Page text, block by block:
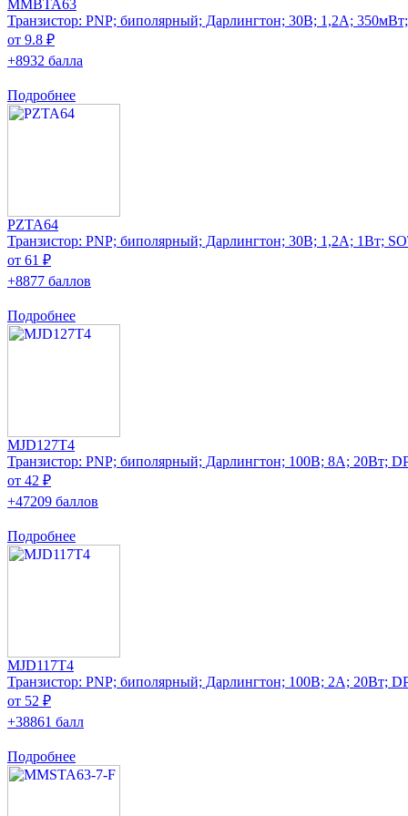
MMBTA63
Транзистор: PNP; биполярный; Дарлингтон; 30В; 1,2А;
от 9.8 ₽
+8932 балла
Подробнее
PZTA64
Транзистор: PNP; биполярный; Дарлингтон; 30В; 1,2А; 1Вт;
от 61 ₽
+8877 баллов
Подробнее
MJD127T4
Транзистор: PNP; биполярный; Дарлингтон; 100В; 8А; 20Вт;
от 42 ₽
+47209 баллов
Подробнее
MJD117T4
Транзистор: PNP; биполярный; Дарлингтон; 100В; 2А; 20Вт;
от 52 ₽
+38861 балл
Подробнее